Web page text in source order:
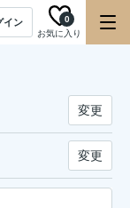
イン
お気に入り
0
変更
変更